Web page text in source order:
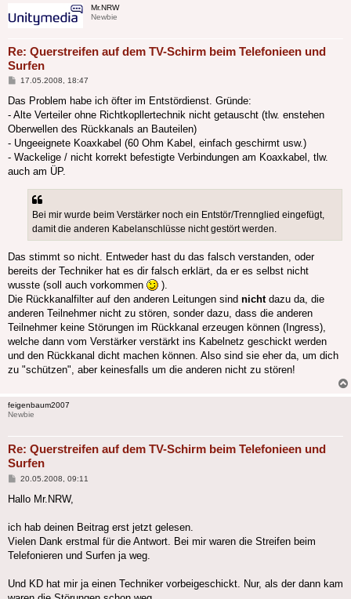
Mr.NRW
Newbie
Re: Querstreifen auf dem TV-Schirm beim Telefonieen und
Surfen
Beitrag
17.05.2008, 18:47
Das Problem habe ich öfter im Entstördienst. Gründe:
- Alte Verteiler ohne Richtkopllertechnik nicht getauscht (tlw. enstehen
Oberwellen des Rückkanals an Bauteilen)
- Ungeeignete Koaxkabel (60 Ohm Kabel, einfach geschirmt usw.)
- Wackelige / nicht korrekt befestigte Verbindungen am Koaxkabel, tlw.
auch am ÜP.
Bei mir wurde beim Verstärker noch ein Entstör/Trennglied eingefügt,
damit die anderen Kabelanschlüsse nicht gestört werden.
Das stimmt so nicht. Entweder hast du das falsch verstanden, oder
bereits der Techniker hat es dir falsch erklärt, da er es selbst nicht
wusste (soll auch vorkommen
).
Die Rückkanalfilter auf den anderen Leitungen sind nicht dazu da, die
anderen Teilnehmer nicht zu stören, sonder dazu, dass die anderen
Teilnehmer keine Störungen im Rückkanal erzeugen können (Ingress),
welche dann vom Verstärker verstärkt ins Kabelnetz geschickt werden
und den Rückkanal dicht machen können. Also sind sie eher da, um dich
zu "schützen", aber keinesfalls um die anderen nicht zu stören!
feigenbaum2007
Newbie
Re: Querstreifen auf dem TV-Schirm beim Telefonieen und
Surfen
Beitrag
20.05.2008, 09:11
Hallo Mr.NRW,
ich hab deinen Beitrag erst jetzt gelesen.
Vielen Dank erstmal für die Antwort. Bei mir waren die Streifen beim
Telefonieren und Surfen ja weg.
Und KD hat mir ja einen Techniker vorbeigeschickt. Nur, als der dann kam